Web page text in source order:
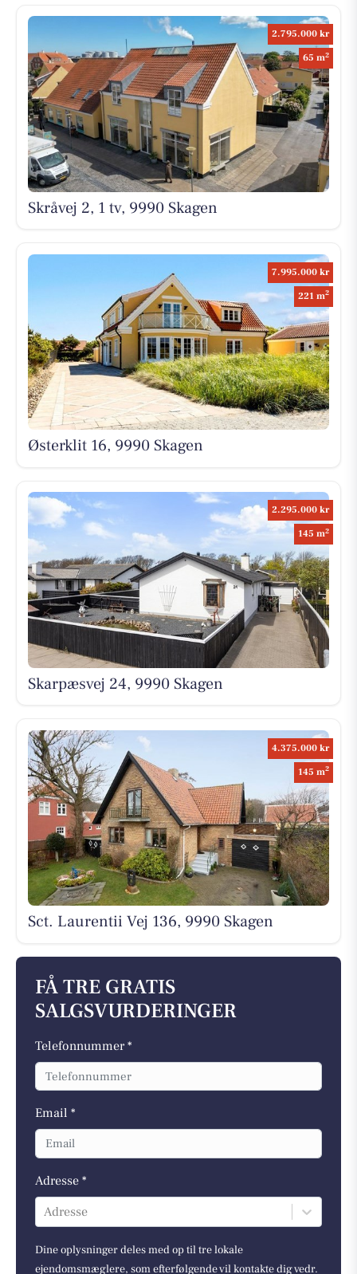
2.795.000 kr
65 m2
Skråvej 2, 1 tv, 9990 Skagen
7.995.000 kr
221 m2
Østerklit 16, 9990 Skagen
2.295.000 kr
145 m2
Skarpæsvej 24, 9990 Skagen
4.375.000 kr
145 m2
Sct. Laurentii Vej 136, 9990 Skagen
FÅ TRE GRATIS
SALGSVURDERINGER
Telefonnummer *
Email *
Adresse *
Adresse
Dine oplysninger deles med op til tre lokale
ejendomsmæglere, som efterfølgende vil kontakte dig vedr.